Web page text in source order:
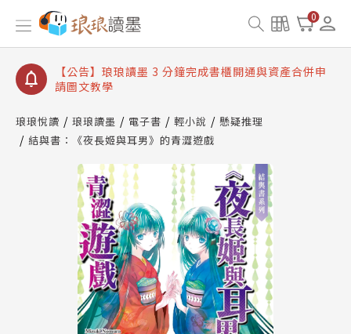
0
【公告】琅琅讀墨數位閱讀資產合併與書櫃開通申請
【公告】琅琅讀墨書櫃開通常見問題
【公告】琅琅讀墨 3 分鐘完成書櫃開通與資產合併申
請圖文教學
查詢
【公告】琅琅讀墨數位閱讀資產合併與書櫃開通申請
琅琅悅讀 琅琅讀墨 電子書 輕小說
懸疑推理
結與書：《夜長姬與耳男》的青澀遊戲